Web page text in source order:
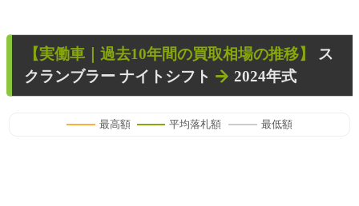
【実働車 ｜過去10年間の買取相場の推移】 ス
クランブラー ナイトシフト
2024年式
最高額 平均落札額 最低額